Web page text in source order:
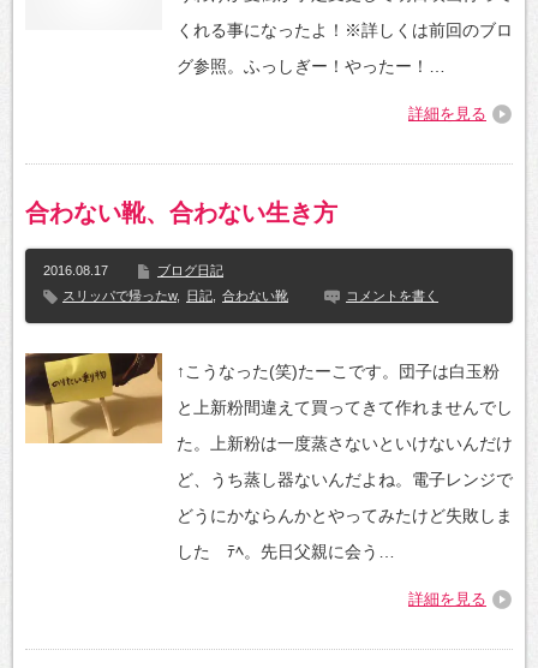
くれる事になったよ！※詳しくは前回のブロ
グ参照。ふっしぎー！やったー！…
詳細を見る
合わない靴、合わない生き方
2016.08.17
ブログ日記
スリッパで帰ったw, 日記 合わない靴 コメントを書く
↑こうなった(笑)たーこです。団子は白玉粉
と上新粉間違えて買ってきて作れませんでし
た。上新粉は一度蒸さないといけないんだけ
ど、うち蒸し器ないんだよね。電子レンジで
どうにかならんかとやってみたけど失敗しま
した ﾃﾍ。先日父親に会う…
詳細を見る